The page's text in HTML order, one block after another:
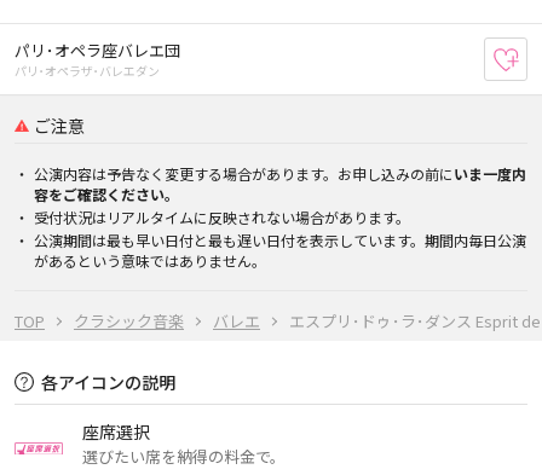
TOP クラシック音楽 バレエ エスプリ･ドゥ･ラ･ダンス Esprit
パリ･オペラ座バレエ団
パリ･オペラザ･バレエダン
ご注意
公演内容は予告なく変更する場合があります。お申し込みの前にいま一度内
容をご確認ください。
受付状況はリアルタイムに反映されない場合があります。
公演期間は最も早い日付と最も遅い日付を表示しています。期間内毎日公演
があるという意味ではありません。
各アイコンの説明
座席選択
選びたい席を納得の料金で。